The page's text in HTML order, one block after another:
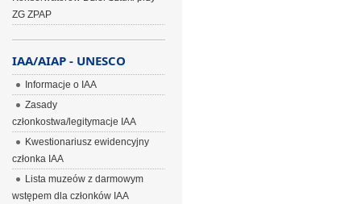
ZG ZPAP
IAA/AIAP - UNESCO
Informacje o IAA
Zasady
członkostwa/legitymacje IAA
Kwestionariusz ewidencyjny
członka IAA
Lista muzeów z darmowym
wstępem dla członków IAA